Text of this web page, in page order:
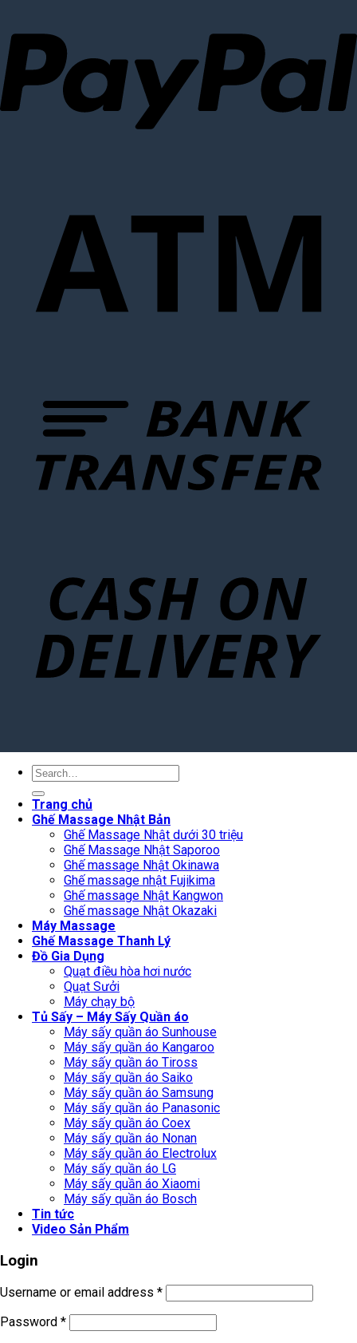
Search
Trang chủ
Ghế Massage Nhật Bản
Ghế Massage Nhật dưới 30 triệu
Ghế Massage Nhật Saporoo
Ghế massage Nhật Okinawa
Ghế massage nhật Fujikima
Ghế massage Nhật Kangwon
Ghế massage Nhật Okazaki
Máy Massage
Ghế Massage Thanh Lý
Đồ Gia Dụng
Quạt điều hòa hơi nước
Quạt Sưởi
Máy chạy bộ
Tủ Sấy – Máy Sấy Quần áo
Máy sấy quần áo Sunhouse
Máy sấy quần áo Kangaroo
Máy sấy quần áo Tiross
Máy sấy quần áo Saiko
Máy sấy quần áo Samsung
Máy sấy quần áo Panasonic
Máy sấy quần áo Coex
Máy sấy quần áo Nonan
Máy sấy quần áo Electrolux
Máy sấy quần áo LG
Máy sấy quần áo Xiaomi
Máy sấy quần áo Bosch
Tin tức
Video Sản Phẩm
Login
Username or email address *
Password *